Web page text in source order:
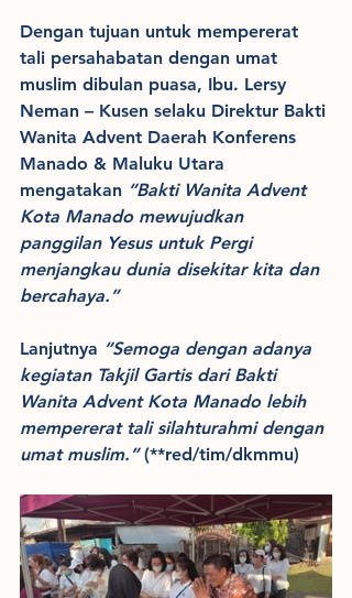
Dengan tujuan untuk mempererat
tali persahabatan dengan umat
muslim dibulan puasa, Ibu. Lersy
Neman – Kusen selaku Direktur Bakti
Wanita Advent Daerah Konferens
Manado & Maluku Utara
mengatakan “Bakti Wanita Advent
Kota Manado mewujudkan
panggilan Yesus untuk Pergi
menjangkau dunia disekitar kita dan
bercahaya.”
Lanjutnya “Semoga dengan adanya
kegiatan Takjil Gartis dari Bakti
Wanita Advent Kota Manado lebih
mempererat tali silahturahmi dengan
umat muslim.” (**red/tim/dkmmu)